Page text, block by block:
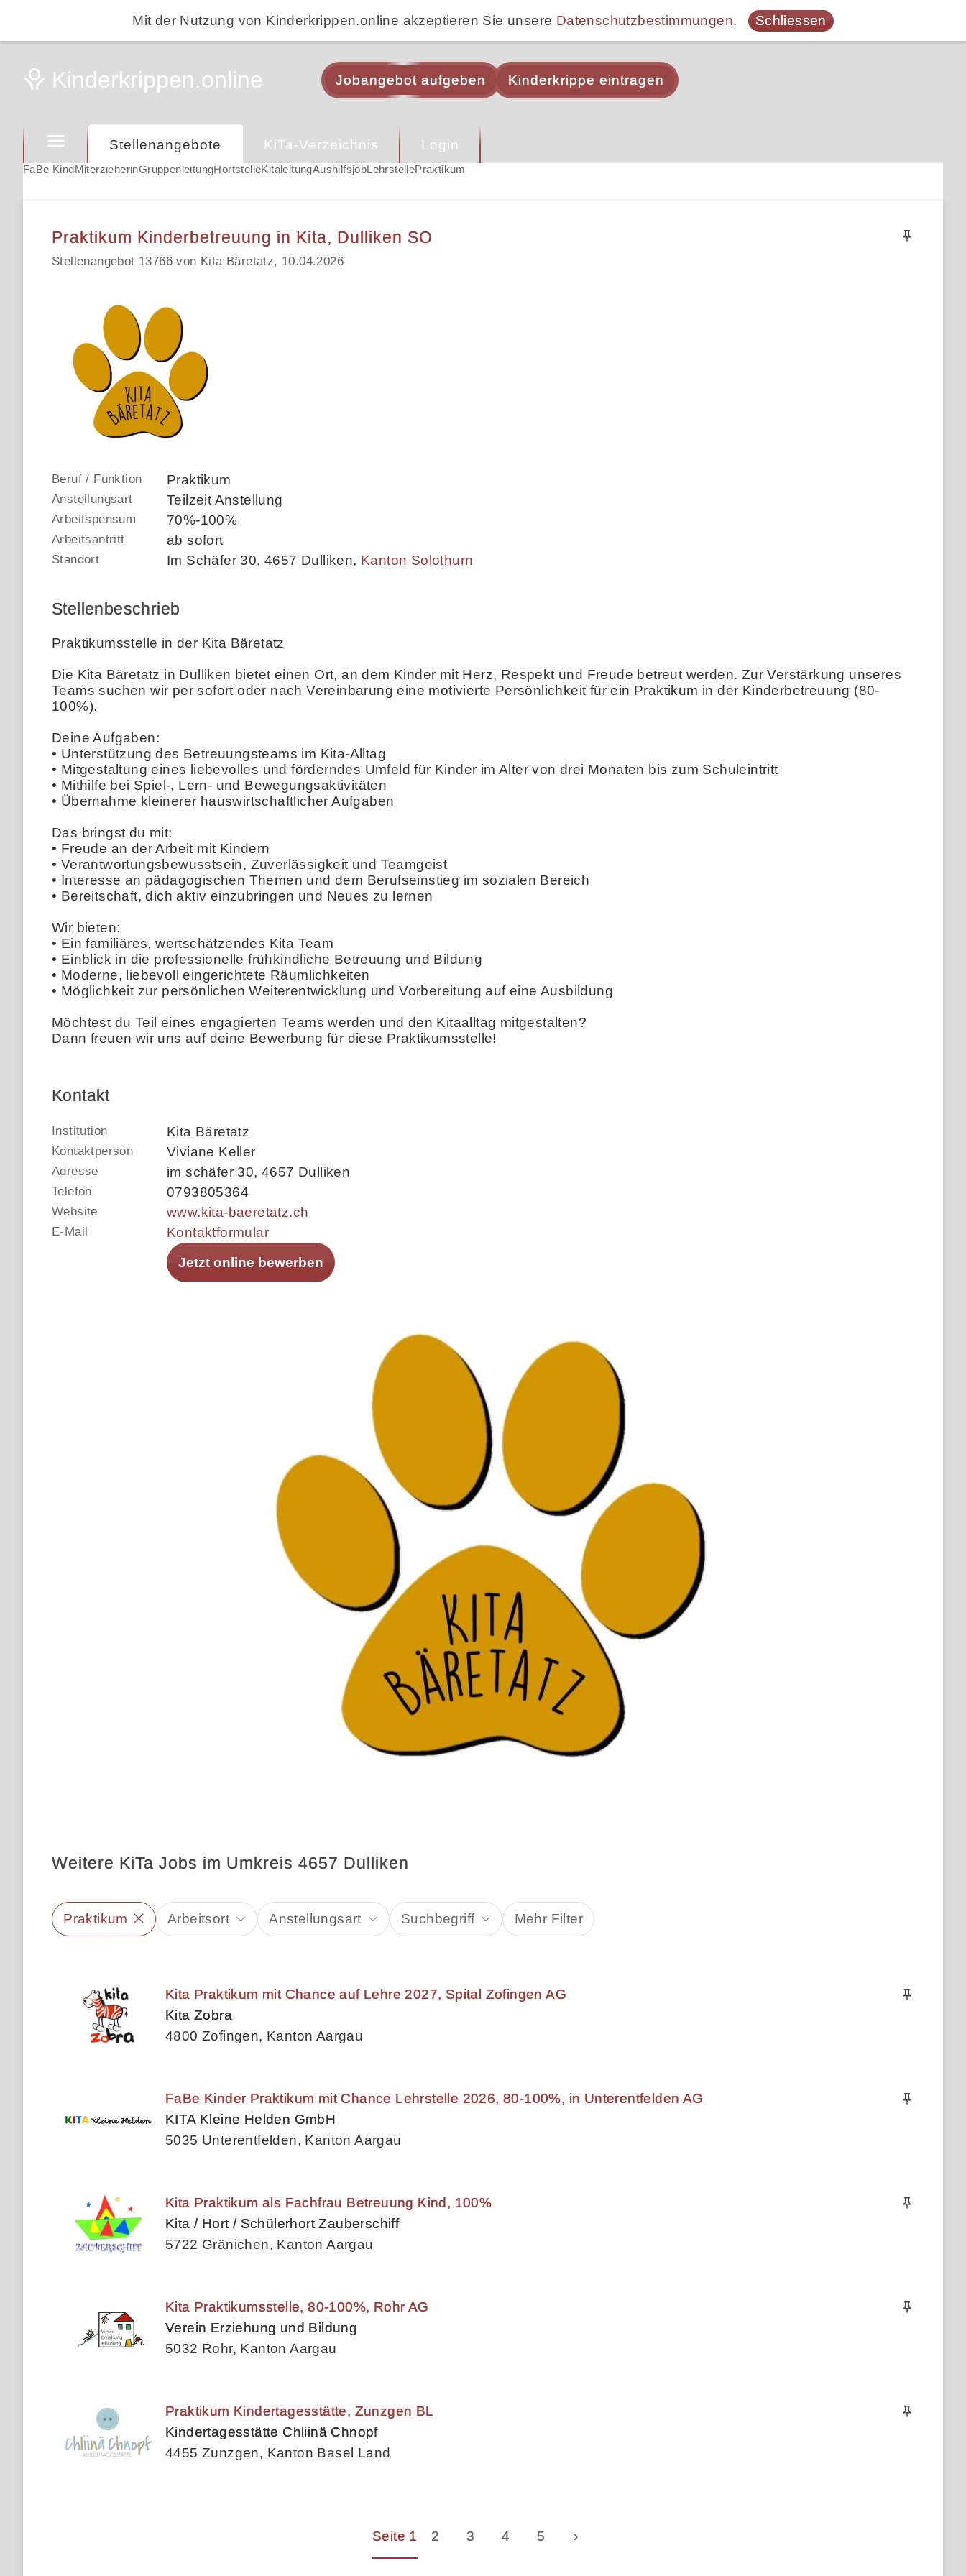
Mit der Nutzung von Kinderkrippen.online akzeptieren Sie unsere Datenschutzbestimmungen. Schliessen
Jobangebot aufgeben Kinderkrippe eintragen
Stellenangebote KiTa-Verzeichnis Login
FaBe KindMiterzieherinGruppenleitungHortstelleKitaleitungAushilfsjobLehrstellePraktikum
Praktikum Kinderbetreuung in Kita, Dulliken SO
Stellenangebot 13766 von Kita Bäretatz, 10.04.2026
Beruf / Funktion Praktikum
Anstellungsart Teilzeit Anstellung
Arbeitspensum 70%-100%
Arbeitsantritt ab sofort
Standort Im Schäfer 30,4657 Dulliken, Kanton Solothurn
Stellenbeschrieb
Praktikumsstelle in der Kita Bäretatz
Die Kita Bäretatz in Dulliken bietet einen Ort, an dem Kinder mit Herz, Respekt und Freude betreut werden. Zur Verstärkung unseres
Teams suchen wir per sofort oder nach Vereinbarung eine motivierte Persönlichkeit für ein Praktikum in der Kinderbetreuung (80-
100%).
Deine Aufgaben:
• Unterstützung des Betreuungsteams im Kita-Alltag
• Mitgestaltung eines liebevolles und förderndes Umfeld für Kinder im Alter von drei Monaten bis zum Schuleintritt
• Mithilfe bei Spiel-, Lern- und Bewegungsaktivitäten
• Übernahme kleinerer hauswirtschaftlicher Aufgaben
Das bringst du mit:
• Freude an der Arbeit mit Kindern
• Verantwortungsbewusstsein, Zuverlässigkeit und Teamgeist
• Interesse an pädagogischen Themen und dem Berufseinstieg im sozialen Bereich
• Bereitschaft, dich aktiv einzubringen und Neues zu lernen
Wir bieten:
• Ein familiäres, wertschätzendes Kita Team
• Einblick in die professionelle frühkindliche Betreuung und Bildung
• Moderne, liebevoll eingerichtete Räumlichkeiten
• Möglichkeit zur persönlichen Weiterentwicklung und Vorbereitung auf eine Ausbildung
Möchtest du Teil eines engagierten Teams werden und den Kitaalltag mitgestalten?
Dann freuen wir uns auf deine Bewerbung für diese Praktikumsstelle!
Kontakt
Institution Kita Bäretatz
Kontaktperson Viviane Keller
Adresse im schäfer 30,4657 Dulliken
Telefon 0793805364
Website www.kita-baeretatz.ch
E-Mail
Kontaktformular
Jetzt online bewerben
Weitere KiTa Jobs im Umkreis 4657 Dulliken
Praktikum Arbeitsort Anstellungsart Suchbegriff Mehr Filter
Kita Praktikum mit Chance auf Lehre 2027, Spital Zofingen AG
Kita Zobra
4800 Zofingen, Kanton Aargau
FaBe Kinder Praktikum mit Chance Lehrstelle 2026, 80-100%, in Unterentfelden AG
KITA Kleine Helden GmbH
5035 Unterentfelden, Kanton Aargau
Kita Praktikum als Fachfrau Betreuung Kind, 100%
Kita / Hort / Schülerhort Zauberschiff
5722 Gränichen, Kanton Aargau
Kita Praktikumsstelle, 80-100%, Rohr AG
Verein Erziehung und Bildung
5032 Rohr, Kanton Aargau
Praktikum Kindertagesstätte, Zunzgen BL
Kindertagesstätte Chliinä Chnopf
4455 Zunzgen, Kanton Basel Land
Seite 1 2 3 4 5 ›